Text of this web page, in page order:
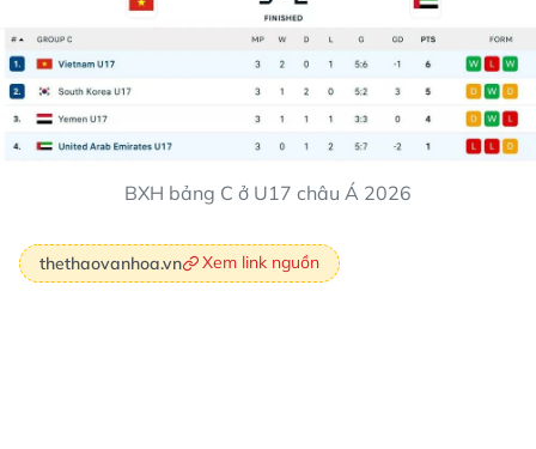
BXH bảng C ở U17 châu Á 2026
thethaovanhoa.vn Xem link nguồn